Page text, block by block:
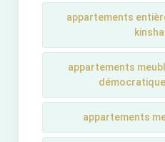
appartements
appartements
appartements